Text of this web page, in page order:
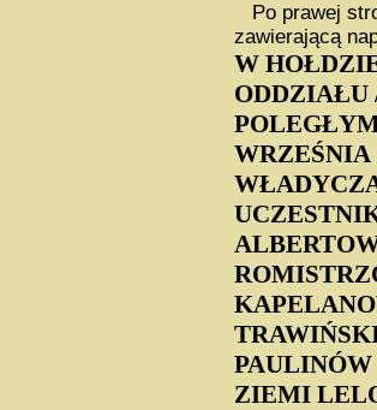
Po prawej
zawierającą
W
ODDZIAŁU
WRZEŚNIA
PAULINÓW
ZIEMI